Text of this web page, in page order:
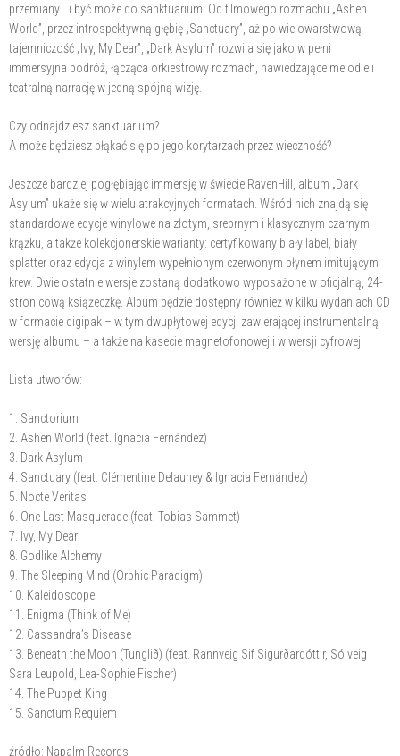
przemiany… i być może do sanktuarium. Od filmowego rozmachu „Ashen
World”, przez introspektywną głębię „Sanctuary”, aż po wielowarstwową
tajemniczość „Ivy, My Dear”, „Dark Asylum” rozwija się jako w pełni
immersyjna podróż, łącząca orkiestrowy rozmach, nawiedzające melodie i
teatralną narrację w jedną spójną wizję.
Czy odnajdziesz sanktuarium?
A może będziesz błąkać się po jego korytarzach przez wieczność?
Jeszcze bardziej pogłębiając immersję w świecie RavenHill, album „Dark
Asylum” ukaże się w wielu atrakcyjnych formatach. Wśród nich znajdą się
standardowe edycje winylowe na złotym, srebrnym i klasycznym czarnym
krążku, a także kolekcjonerskie warianty: certyfikowany biały label, biały
splatter oraz edycja z winylem wypełnionym czerwonym płynem imitującym
krew. Dwie ostatnie wersje zostaną dodatkowo wyposażone w oficjalną, 24-
stronicową książeczkę. Album będzie dostępny również w kilku wydaniach CD
w formacie digipak – w tym dwupłytowej edycji zawierającej instrumentalną
wersję albumu – a także na kasecie magnetofonowej i w wersji cyfrowej.
Lista utworów:
1. Sanctorium
2. Ashen World (feat. Ignacia Fernández)
3. ⁠Dark Asylum
4. Sanctuary (feat. Clémentine Delauney & Ignacia Fernández)
5. Nocte Veritas
6. One Last Masquerade (feat. Tobias Sammet)
7. ⁠Ivy, My Dear
8. Godlike Alchemy
9. The Sleeping Mind (Orphic Paradigm)
10. Kaleidoscope
11. Enigma (Think of Me)
12. Cassandra’s Disease
13. Beneath the Moon (Tunglið) (feat. Rannveig Sif Sigurðardóttir, Sólveig
Sara Leupold, Lea-Sophie Fischer)
14. ⁠The Puppet King
15. ⁠Sanctum Requiem
źródło: Napalm Records